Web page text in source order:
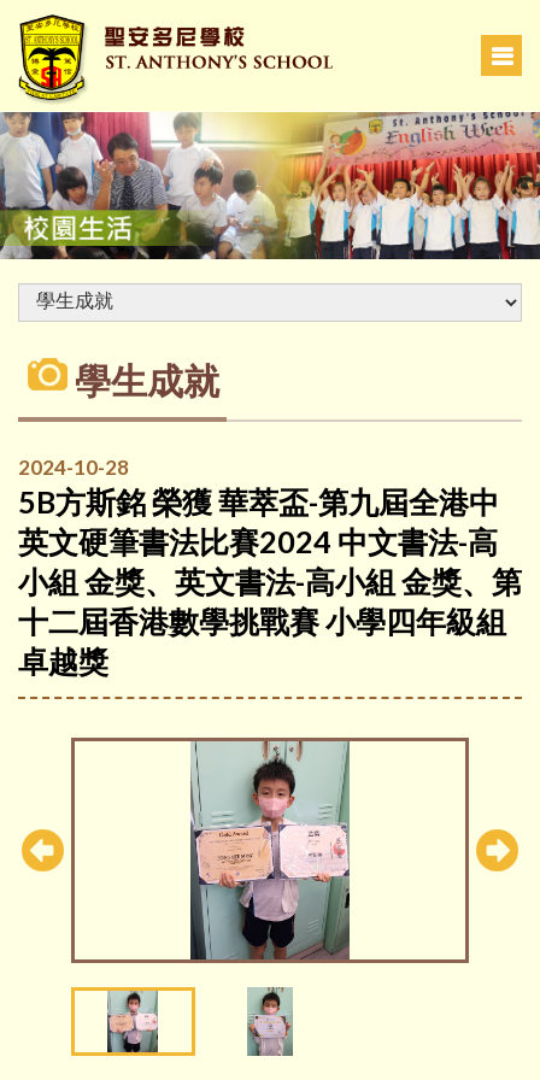
學生成就
2024-10-28
5B方斯銘 榮獲 華萃盃-第九屆全港中
英文硬筆書法比賽2024 中文書法-高
小組 金獎、英文書法-高小組 金獎、第
十二屆香港數學挑戰賽 小學四年級組
卓越獎